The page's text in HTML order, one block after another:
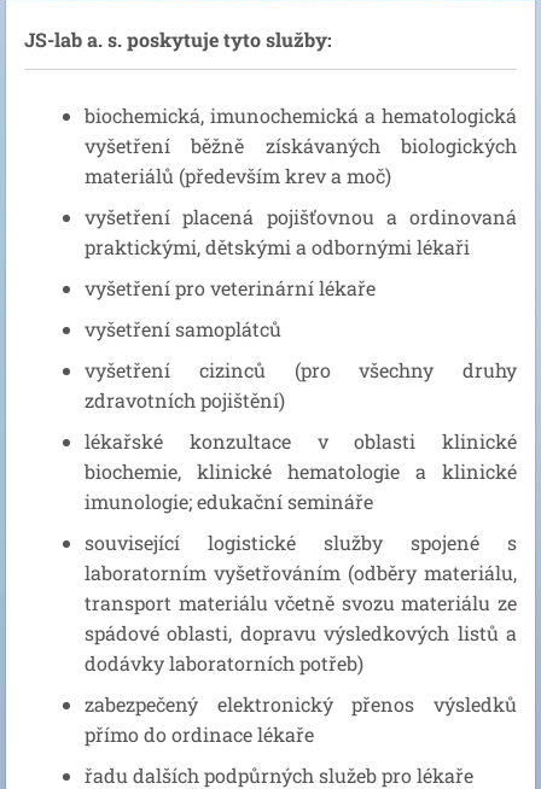
JS-lab a. s. poskytuje tyto služby:
biochemická, imunochemická a hematologická
vyšetření běžně získávaných biologických
materiálů (především krev a moč)
vyšetření placená pojišťovnou a ordinovaná
praktickými, dětskými a odbornými lékaři
vyšetření pro veterinární lékaře
vyšetření samoplátců
vyšetření cizinců (pro všechny druhy
zdravotních pojištění)
lékařské konzultace v oblasti klinické
biochemie, klinické hematologie a klinické
imunologie; edukační semináře
související logistické služby spojené s
laboratorním vyšetřováním (odběry materiálu,
transport materiálu včetně svozu materiálu ze
spádové oblasti, dopravu výsledkových listů a
dodávky laboratorních potřeb)
zabezpečený elektronický přenos výsledků
přímo do ordinace lékaře
řadu dalších podpůrných služeb pro lékaře